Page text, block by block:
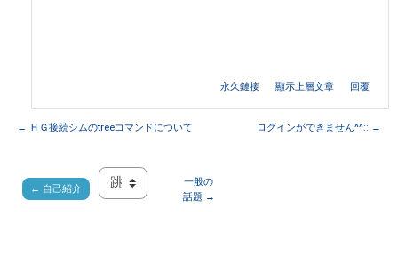
永久鏈接 顯示上層文章 回覆
← ＨＧ接続シムのtreeコマンドについて ログインができません^^:: →
← 自己紹介 跳至...
一般の
話題 →